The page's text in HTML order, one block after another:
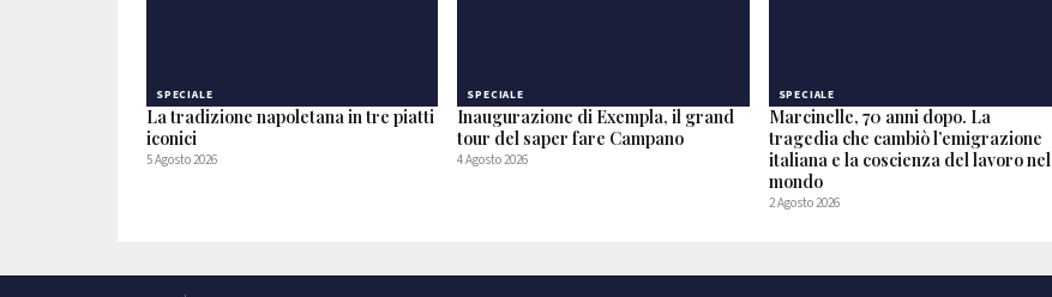
SPECIALE
La tradizione napoletana in tre piatti
iconici
5 Agosto 2026
SPECIALE
Inaugurazione di Exempla, il grand
tour del saper fare Campano
4 Agosto 2026
SPECIALE
Marcinelle, 70 anni dopo. La
tragedia che cambiò l’emigrazione
italiana e la coscienza del lavoro nel
mondo
2 Agosto 2026